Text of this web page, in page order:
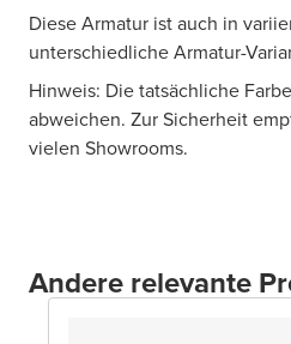
Diese Armatur ist auch in
unterschiedliche Armatur-
Hinweis: Die tatsächliche
abweichen. Zur Sicherheit
vielen Showrooms.
Andere relevante